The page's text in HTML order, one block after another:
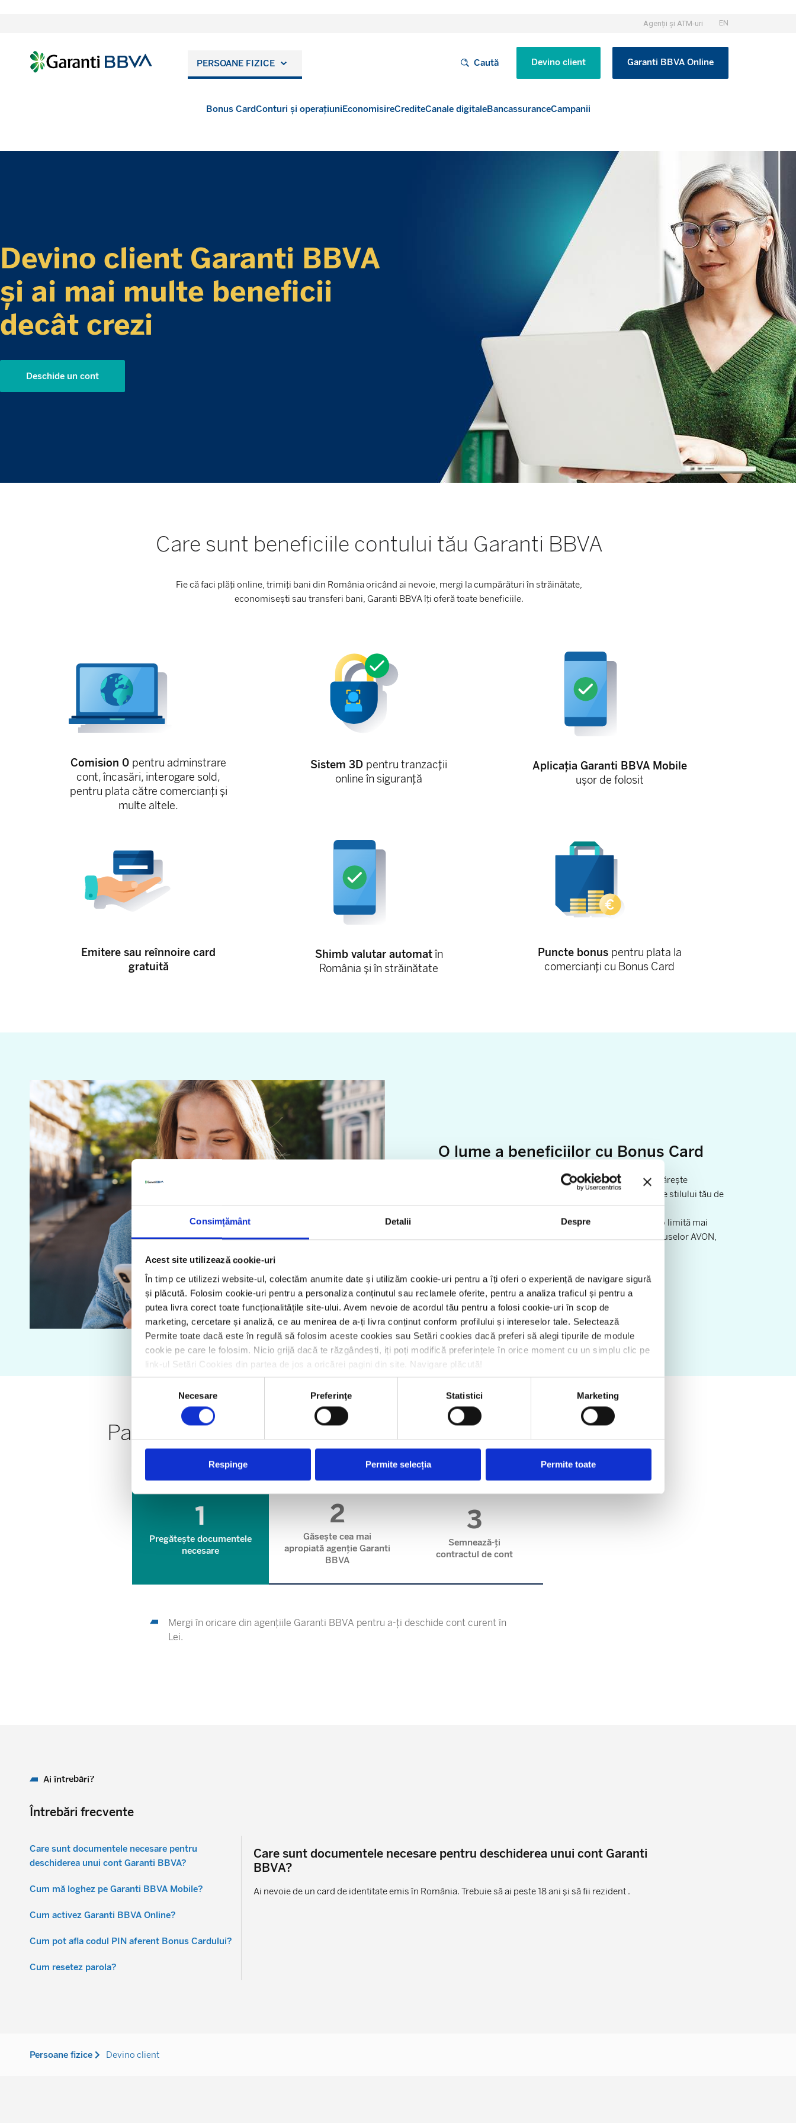
Consimțământ Detalii Despre
Acest site utilizează cookie-uri
În timp ce utilizezi website-ul, colectăm anumite date și utilizăm cookie-uri pentru a îți oferi o experiență de navigare sigură
și plăcută. Folosim cookie-uri pentru a personaliza conținutul sau reclamele oferite, pentru a analiza traficul și pentru a
putea livra corect toate funcționalitățile site-ului. Avem nevoie de acordul tău pentru a folosi cookie-uri în scop de
marketing, cercetare și analiză, ce au menirea de a-ți livra conținut conform profilului și intereselor tale. Selectează
Permite toate dacă este în regulă să folosim aceste cookies sau Setări cookies dacă preferi să alegi tipurile de module
cookie pe care le folosim. Nicio grijă dacă te răzgândești, iți poți modifică preferințele în orice moment cu un simplu clic pe
link-ul Setări Cookies din partea de jos a oricărei pagini din site. Navigare plăcută!
consimțământului
Necesare Preferinţe Statistici Marketing
Respinge Permite selecția Permite toate
Agenții și ATM-uri EN
PERSOANE FIZICE Caută Devino client Garanti BBVA Online
Bonus CardConturi și operațiuniEconomisireCrediteCanale digitaleBancassuranceCampanii
Devino client Garanti BBVA
și ai mai multe beneficii
decât crezi
Deschide un cont
Care sunt beneficiile contului tău Garanti BBVA
Fie că faci plăți online, trimiți bani din România oricând ai nevoie, mergi la cumpărături în străinătate,
economisești sau transferi bani, Garanti BBVA îți oferă toate beneficiile.
Comision 0 pentru adminstrare
cont, încasări, interogare sold,
pentru plata către comercianți și
multe altele.
Sistem 3D pentru tranzacții
online în siguranță
Aplicația Garanti BBVA Mobile
ușor de folosit
Emitere sau reînnoire card
gratuită
Shimb valutar automatîn
România și în străinătate
Puncte bonus pentru plata la
comercianți cu Bonus Card
O lume a beneficiilor cu Bonus Card
La Garanti poți să alegi dintr-o varietate de carduri. Urmărește
beneficiile și alege-l pe cel care se potrivește cel mai bine stilului tău de
viață și coșului tău de cumpărături.
Fie că optezi pentru varianta clasică, gold, premium cu o limită mai
mare de credit, ești adeptul acțiunilor eco ori fanul produselor AVON,
Pașii de urmat pentru deschiderea unui cont curent in Lei
1
Pregătește documentele
necesare
2
Găsește cea mai
apropiată agenție Garanti
BBVA
3
Semnează-ți
contractul de cont
Mergi în oricare din agențiile Garanti BBVA pentru a-ți deschide cont curent în
Lei.
Ai întrebări?
Întrebări frecvente
Care sunt documentele necesare pentru
deschiderea unui cont Garanti BBVA?
Cum mă loghez pe Garanti BBVA Mobile?
Cum activez Garanti BBVA Online?
Cum pot afla codul PIN aferent Bonus Cardului?
Cum resetez parola?
Care sunt documentele necesare pentru deschiderea unui cont Garanti
BBVA?
Ai nevoie de un card de identitate emis în România. Trebuie să ai peste 18 ani și să fii rezident .
Persoane fizice Devino client